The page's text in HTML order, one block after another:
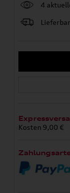
4
Kosten 9,00 €